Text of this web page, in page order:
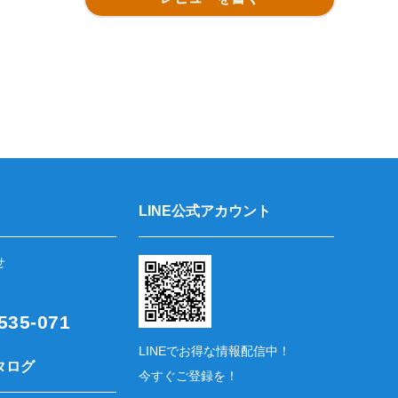
071
ログ
LINE公式アカウント
LINEでお得な情報配信中！
今すぐご登録を！